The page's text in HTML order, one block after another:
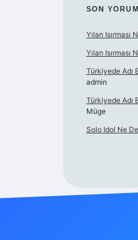
SON
Yılan Isırması
Yılan Isırması
Türkiyede Adı
admin
Türkiyede Adı
Müge
Solo Idol Ne